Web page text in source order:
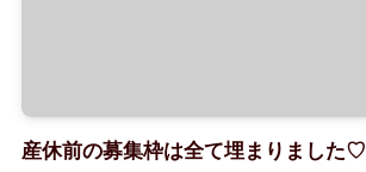
産休前の募集枠は全て埋まりました♡